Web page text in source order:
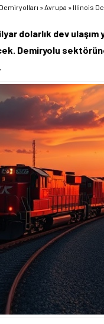
»Avrupa » Illinois
dolarlık dev ulaşım
Demiryolu